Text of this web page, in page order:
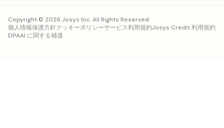
Copyright © 2026 Josys Inc. All Rights Reserved
個人情報保護方針クッキーポリシーサービス利用規約Josys Credit 利用規約
DPAAI に関する補遺